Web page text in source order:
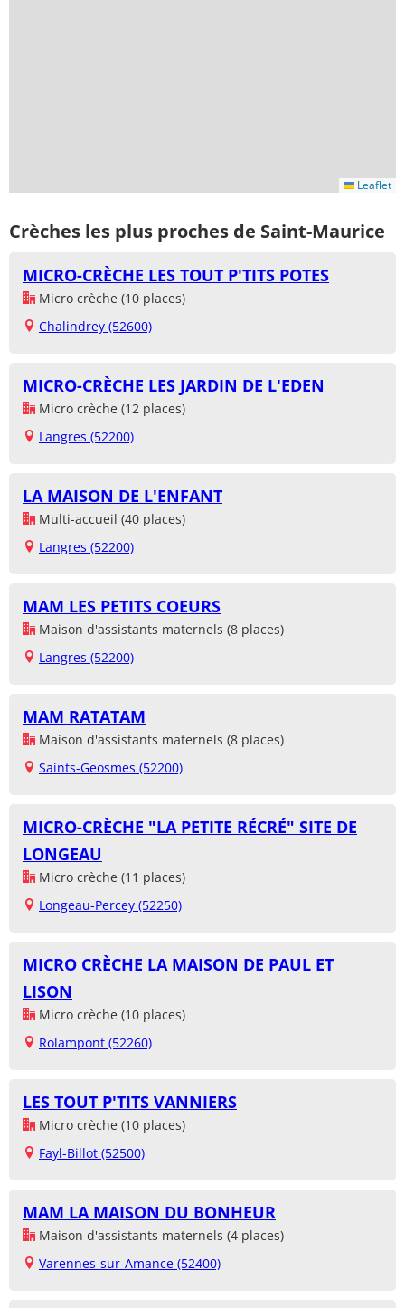
Leaflet
Crèches les plus proches de Saint-Maurice
MICRO-CRÈCHE LES TOUT P'TITS POTES
Micro crèche (10 places)
Chalindrey (52600)
MICRO-CRÈCHE LES JARDIN DE L'EDEN
Micro crèche (12 places)
Langres (52200)
LA MAISON DE L'ENFANT
Multi-accueil (40 places)
Langres (52200)
MAM LES PETITS COEURS
Maison d'assistants maternels (8 places)
Langres (52200)
MAM RATATAM
Maison d'assistants maternels (8 places)
Saints-Geosmes (52200)
MICRO-CRÈCHE "LA PETITE RÉCRÉ" SITE DE
LONGEAU
Micro crèche (11 places)
Longeau-Percey (52250)
MICRO CRÈCHE LA MAISON DE PAUL ET
LISON
Micro crèche (10 places)
Rolampont (52260)
LES TOUT P'TITS VANNIERS
Micro crèche (10 places)
Fayl-Billot (52500)
MAM LA MAISON DU BONHEUR
Maison d'assistants maternels (4 places)
Varennes-sur-Amance (52400)